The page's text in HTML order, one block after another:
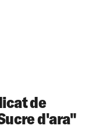
de
d'ara"